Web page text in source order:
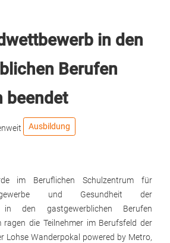
in den
Berufen
beendet
Ausbildung
im Beruflichen Schulzentrum für
und Gesundheit der
in den gastgewerblichen Berufen
ragen die Teilnehmer im Berufsfeld der
Lohse Wanderpokal powered by Metro,